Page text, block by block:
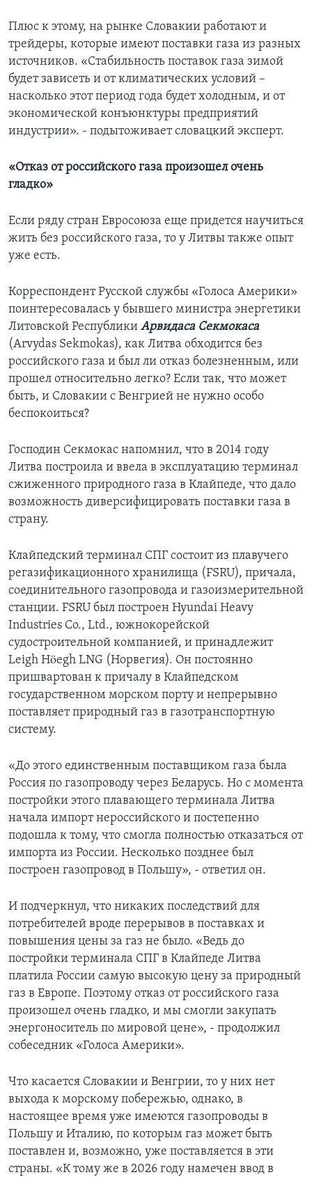
Плюс к этому, на рынке Словакии работают и
трейдеры, которые имеют поставки газа из разных
источников. «Стабильность поставок газа зимой
будет зависеть и от климатических условий –
насколько этот период года будет холодным, и от
экономической конъюнктуры предприятий
индустрии». - подытоживает словацкий эксперт.
«Отказ от российского газа произошел очень
гладко»
Если ряду стран Евросоюза еще придется научиться
жить без российского газа, то у Литвы также опыт
уже есть.
Корреспондент Русской службы «Голоса Америки»
поинтересовалась у бывшего министра энергетики
Литовской Республики Арвидаса Секмокаса
(Arvydas Sekmokas), как Литва обходится без
российского газа и был ли отказ болезненным, или
прошел относительно легко? Если так, что может
быть, и Словакии с Венгрией не нужно особо
беспокоиться?
Господин Секмокас напомнил, что в 2014 году
Литва построила и ввела в эксплуатацию терминал
сжиженного природного газа в Клайпеде, что дало
возможность диверсифицировать поставки газа в
страну.
Клайпедский терминал СПГ состоит из плавучего
регазификационного хранилища (FSRU), причала,
соединительного газопровода и газоизмерительной
станции. FSRU был построен Hyundai Heavy
Industries Co., Ltd., южнокорейской
судостроительной компанией, и принадлежит
Leigh Höegh LNG (Норвегия). Он постоянно
пришвартован к причалу в Клайпедском
государственном морском порту и непрерывно
поставляет природный газ в газотранспортную
систему.
«До этого единственным поставщиком газа была
Россия по газопроводу через Беларусь. Но с момента
постройки этого плавающего терминала Литва
начала импорт нероссийского и постепенно
подошла к тому, что смогла полностью отказаться от
импорта из России. Несколько позднее был
построен газопровод в Польшу», - ответил он.
И подчеркнул, что никаких последствий для
потребителей вроде перерывов в поставках и
повышения цены за газ не было. «Ведь до
постройки терминала СПГ в Клайпеде Литва
платила России самую высокую цену за природный
газ в Европе. Поэтому отказ от российского газа
произошел очень гладко, и мы смогли закупать
энергоноситель по мировой цене», - продолжил
собеседник «Голоса Америки».
Что касается Словакии и Венгрии, то у них нет
выхода к морскому побережью, однако, в
настоящее время уже имеются газопроводы в
Польшу и Италию, по которым газ может быть
поставлен и, возможно, уже поставляется в эти
страны. «К тому же в 2026 году намечен ввод в